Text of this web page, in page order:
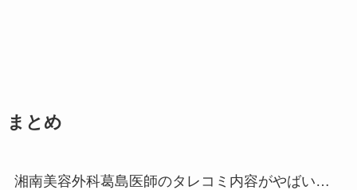
まとめ
湘南美容外科葛島医師のタレコミ内容がやばい…